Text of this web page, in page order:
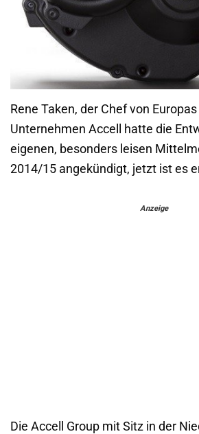
Rene Taken, der Chef von
Unternehmen Accell hatte die
eigenen, besonders leisen
2014/15 angekündigt, jetzt ist es
Anzeige
Die Accell Group mit Sitz in der